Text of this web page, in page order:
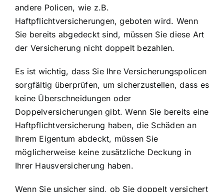
andere Policen, wie z.B.
Haftpflichtversicherungen, geboten wird. Wenn
Sie bereits abgedeckt sind, müssen Sie diese Art
der Versicherung nicht doppelt bezahlen.
Es ist wichtig, dass Sie Ihre Versicherungspolicen
sorgfältig überprüfen, um sicherzustellen, dass es
keine Überschneidungen oder
Doppelversicherungen gibt. Wenn Sie bereits eine
Haftpflichtversicherung haben, die Schäden an
Ihrem Eigentum abdeckt, müssen Sie
möglicherweise keine zusätzliche Deckung in
Ihrer Hausversicherung haben.
Wenn Sie unsicher sind, ob Sie doppelt versichert